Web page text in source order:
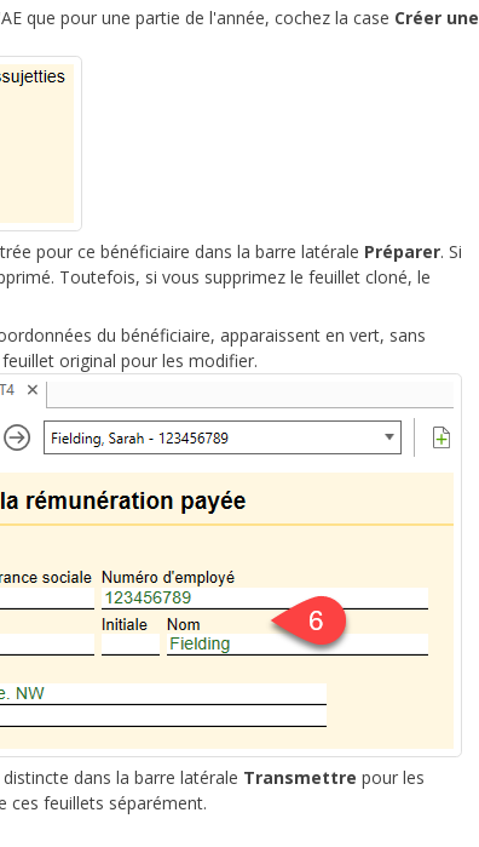
que pour une partie de l'année, cochez la case Créer une
pour ce bénéficiaire dans la barre latérale Préparer. Si
Toutefois, si vous supprimez le feuillet cloné, le
du bénéficiaire, apparaissent en vert, sans
original pour les modifier.
dans la barre latérale Transmettre pour les
ces feuillets séparément.